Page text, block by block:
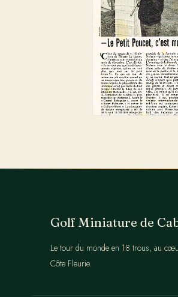
Golf Miniature de
Le tour du monde en 18 trous, au
Côte Fleurie.